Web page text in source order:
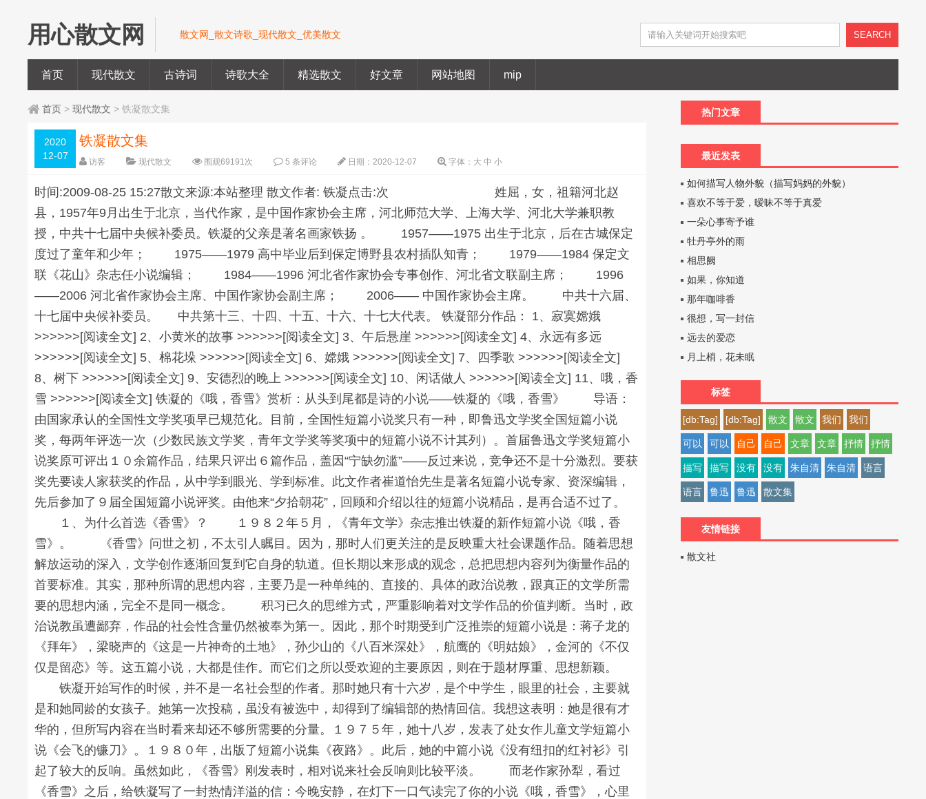
用心散文网 散文网_散文诗歌_现代散文_优美散文 SEARCH
首页 现代散文 古诗词 诗歌大全 精选散文 好文章 网站地图 mip
首页 >现代散文 > 铁凝散文集
2020
12-07
铁凝散文集
访客 现代散文 围观69191次 5 条评论 日期：2020-12-07 字体： 大 中 小
时间:2009-08-25 15:27散文来源:本站整理 散文作者: 铁凝点击:次 姓屈，女，祖籍河北赵
县，1957年9月出生于北京，当代作家，是中国作家协会主席，河北师范大学、上海大学、河北大学兼职教
授，中共十七届中央候补委员。铁凝的父亲是著名画家铁扬 。 1957——1975 出生于北京，后在古城保定
度过了童年和少年； 1975——1979 高中毕业后到保定博野县农村插队知青； 1979——1984 保定文
联《花山》杂志任小说编辑； 1984——1996 河北省作家协会专事创作、河北省文联副主席； 1996
——2006 河北省作家协会主席、中国作家协会副主席； 2006—— 中国作家协会主席。 中共十六届、
十七届中央候补委员。 中共第十三、十四、十五、十六、十七大代表。 铁凝部分作品： 1、寂寞嫦娥
>>>>>>[阅读全文] 2、小黄米的故事 >>>>>>[阅读全文] 3、午后悬崖 >>>>>>[阅读全文] 4、永远有多远
>>>>>>[阅读全文] 5、棉花垛 >>>>>>[阅读全文] 6、嫦娥 >>>>>>[阅读全文] 7、四季歌 >>>>>>[阅读全文]
8、树下 >>>>>>[阅读全文] 9、安德烈的晚上 >>>>>>[阅读全文] 10、闲话做人 >>>>>>[阅读全文] 11、哦，香
雪 >>>>>>[阅读全文] 铁凝的《哦，香雪》赏析：从头到尾都是诗的小说——铁凝的《哦，香雪》 导语：
由国家承认的全国性文学奖项早已规范化。目前，全国性短篇小说奖只有一种，即鲁迅文学奖全国短篇小说
奖，每两年评选一次（少数民族文学奖，青年文学奖等奖项中的短篇小说不计其列）。首届鲁迅文学奖短篇小
说奖原可评出１０余篇作品，结果只评出６篇作品，盖因“宁缺勿滥”——反过来说，竞争还不是十分激烈。要获
奖先要读人家获奖的作品，从中学到眼光、学到标准。此文作者崔道怡先生是著名短篇小说专家、资深编辑，
先后参加了９届全国短篇小说评奖。由他来“夕拾朝花”，回顾和介绍以往的短篇小说精品，是再合适不过了。
１、为什么首选《香雪》？ １９８２年５月，《青年文学》杂志推出铁凝的新作短篇小说《哦，香
雪》。 《香雪》问世之初，不太引人瞩目。因为，那时人们更关注的是反映重大社会课题作品。随着思想
解放运动的深入，文学创作逐渐回复到它自身的轨道。但长期以来形成的观念，总把思想内容列为衡量作品的
首要标准。其实，那种所谓的思想内容，主要乃是一种单纯的、直接的、具体的政治说教，跟真正的文学所需
要的思想内涵，完全不是同一概念。 积习已久的思维方式，严重影响着对文学作品的价值判断。当时，政
治说教虽遭鄙弃，作品的社会性含量仍然被奉为第一。因此，那个时期受到广泛推崇的短篇小说是：蒋子龙的
《拜年》，梁晓声的《这是一片神奇的土地》，孙少山的《八百米深处》，航鹰的《明姑娘》，金河的《不仅
仅是留恋》等。这五篇小说，大都是佳作。而它们之所以受欢迎的主要原因，则在于题材厚重、思想新颖。
铁凝开始写作的时候，并不是一名社会型的作者。那时她只有十六岁，是个中学生，眼里的社会，主要就
是和她同龄的女孩子。她第一次投稿，虽没有被选中，却得到了编辑部的热情回信。我想这表明：她是很有才
华的，但所写内容在当时看来却还不够所需要的分量。１９７５年，她十八岁，发表了处女作儿童文学短篇小
说《会飞的镰刀》。１９８０年，出版了短篇小说集《夜路》。此后，她的中篇小说《没有纽扣的红衬衫》引
起了较大的反响。虽然如此，《香雪》刚发表时，相对说来社会反响则比较平淡。 而老作家孙犁，看过
《香雪》之后，给铁凝写了一封热情洋溢的信：今晚安静，在灯下一口气读完了你的小说《哦，香雪》，心里
热门文章
最近发表
如何描写人物外貌（描写妈妈的外貌）
喜欢不等于爱，暧昧不等于真爱
一朵心事寄予谁
牡丹亭外的雨
相思阙
如果，你知道
那年咖啡香
很想，写一封信
远去的爱恋
月上梢，花未眠
标签
[db:Tag] [db:Tag] 散文 散文 我们 我们
可以 可以 自己 自己 文章 文章 抒情 抒情
描写 描写 没有 没有 朱自清 朱自清 语言
语言 鲁迅 鲁迅 散文集
友情链接
散文社